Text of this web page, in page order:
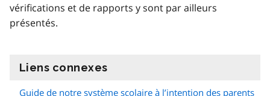
vérifications et de rapports y sont par ailleurs
présentés.
Liens connexes
Guide de notre système scolaire à l’intention des parents